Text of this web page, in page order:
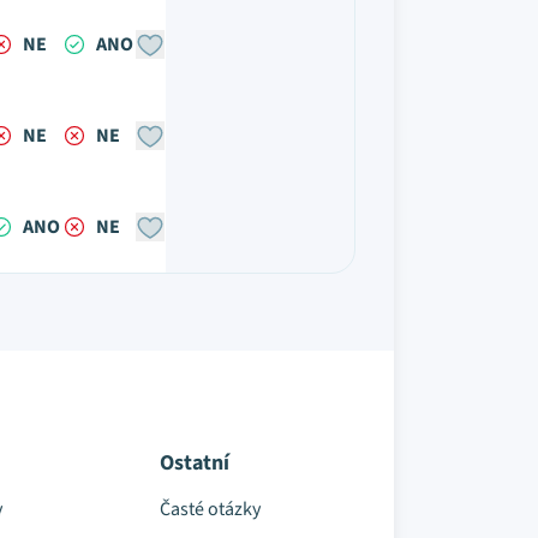
NE ANO
NE NE
ANO NE
Ostatní
Časté otázky